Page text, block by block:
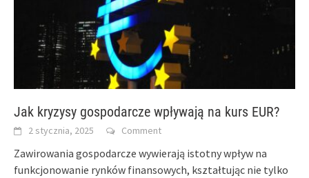
Jak kryzysy gospodarcze wpływają na kurs EUR?
2 stycznia, 2025 Comment
Zawirowania gospodarcze wywierają istotny wpływ na
funkcjonowanie rynków finansowych, kształtując nie tylko